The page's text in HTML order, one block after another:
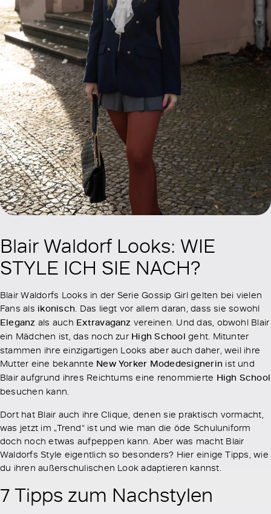
Blair Waldorf Looks: WIE
STYLE ICH SIE NACH?
Blair Waldorfs Looks in der Serie Gossip Girl gelten bei vielen
Fans als ikonisch . Das liegt vor allem daran, dass sie sowohl
Eleganz als auch Extravaganz vereinen. Und das, obwohl Blair
ein Mädchen ist, das noch zur High School geht. Mitunter
stammen ihre einzigartigen Looks aber auch daher, weil ihre
Mutter eine bekannte New Yorker Modedesignerin ist und
Blair aufgrund ihres Reichtums eine renommierte High School
besuchen kann.
Dort hat Blair auch ihre Clique, denen sie praktisch vormacht,
was jetzt im „Trend“ ist und wie man die öde Schuluniform
doch noch etwas aufpeppen kann. Aber was macht Blair
Waldorfs Style eigentlich so besonders? Hier einige Tipps, wie
du ihren außerschulischen Look adaptieren kannst.
7 Tipps zum Nachstylen